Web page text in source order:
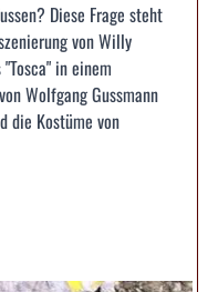
Diese Frage steht
von Willy
in einem
Wolfgang Gussmann
die Kostüme von